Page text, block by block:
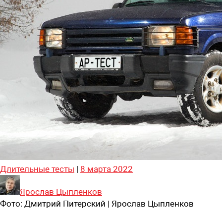
Длительные тесты | 8 марта 2022
Ярослав Цыпленков
Фото: Дмитрий Питерский | Ярослав Цыпленков